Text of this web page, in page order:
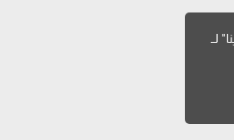
كلمات أغنية "نسينا" لــ